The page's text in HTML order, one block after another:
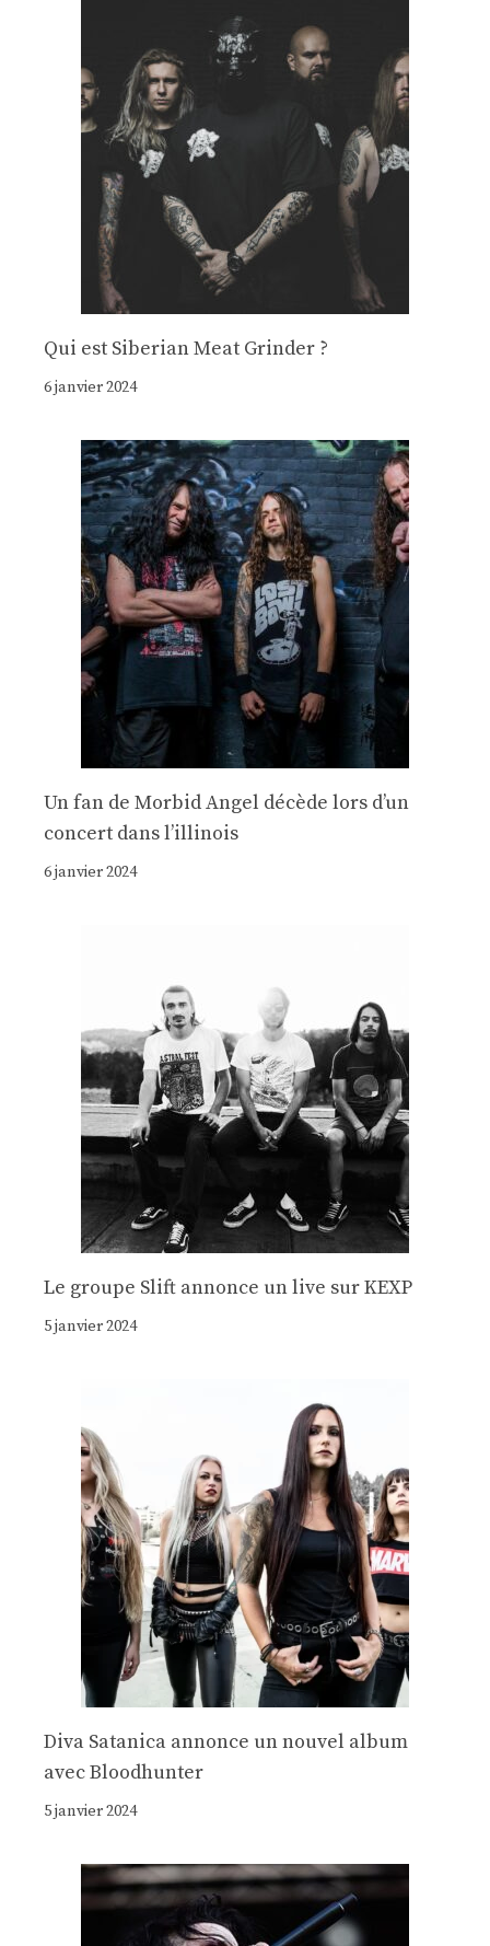
Qui est Siberian Meat Grinder ?
6 janvier 2024
Un fan de Morbid Angel décède lors d’un
concert dans l’illinois
6 janvier 2024
Le groupe Slift annonce un live sur KEXP
5 janvier 2024
Diva Satanica annonce un nouvel album
avec Bloodhunter
5 janvier 2024